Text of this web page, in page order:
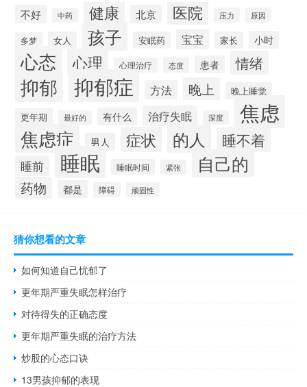
不好 中药 健康 北京 医院 压力 原因
多梦 女人 孩子 安眠药 宝宝 家长 小时
心态 心理 心理治疗 态度 患者 情绪
抑郁 抑郁症 方法 晚上
晚上睡觉
更年期
最好的 有什么 治疗失眠 深度 焦虑
焦虑症 男人 症状 的人 睡不着
睡前 睡眠 睡眠时间 紧张 自己的
药物 都是 障碍 顽固性
猜你想看的文章
如何知道自己忧郁了
更年期严重失眠怎样治疗
对待得失的正确态度
更年期严重失眠的治疗方法
炒股的心态口诀
13男孩抑郁的表现